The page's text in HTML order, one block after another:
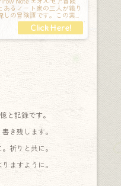
るノート家の三人が織り
しの冒険譚です。この素敵
XIV の世界を旅しな
と記録です。
き残します。
祈りと共に。
ますように。